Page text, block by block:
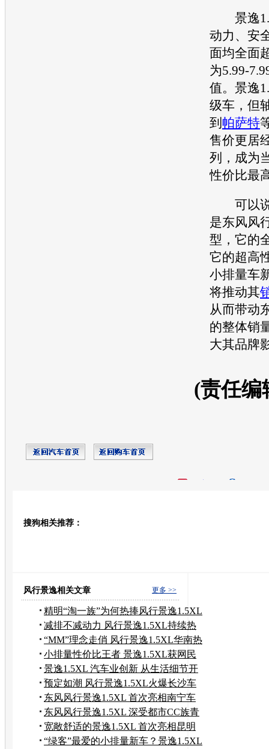
景逸
动力、安
面均全面
为5.99-
值。 景逸
级车，但
到 帕萨特
售价更居
列，成为
性价比最
可以
是东风风
型，它的
它的超高
小排量车
将推动其
从而带动
的整体销
大其品牌
(责任编
搜狗相关推荐：
更多 >>
风行景逸相关文章
精明“淘一族”为何热捧风行景逸1.5XL
减排不减动力 风行景逸1.5XL持续热
销
“MM”理念走俏 风行景逸1.5XL华南热
销
小排量性价比王者 景逸1.5XL获网民
肯定
景逸1.5XL 汽车业创新 从生活细节开
始
预定如潮 风行景逸1.5XL火爆长沙车
展
东风风行景逸1.5XL 首次亮相南宁车
展
东风风行景逸1.5XL 深受都市CC族青
睐
宽敞舒适的景逸1.5XL 首次亮相昆明
车展
“绿客”最爱的小排量新车？景逸1.5XL